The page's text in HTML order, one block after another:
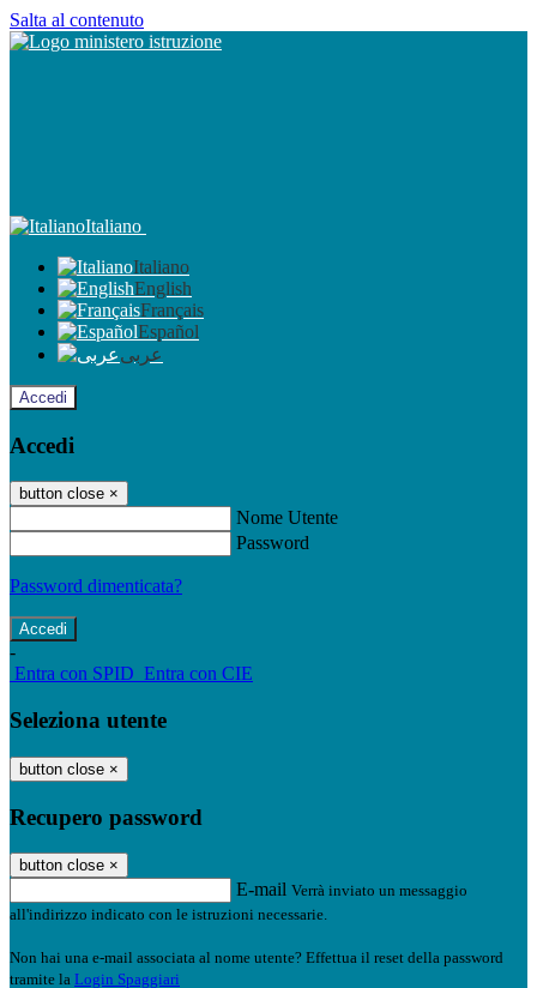
Salta al contenuto
Italiano
Italiano
English
Français
Español
عربى
Accedi
Accedi
button close ×
Nome Utente
Password
Password dimenticata?
-
Entra con SPID Entra con CIE
Seleziona utente
button close ×
Recupero password
button close ×
E-mail Verrà inviato un messaggio
all'indirizzo indicato con le istruzioni necessarie.
Non hai una e-mail associata al nome utente? Effettua il reset della password
tramite la Login Spaggiari